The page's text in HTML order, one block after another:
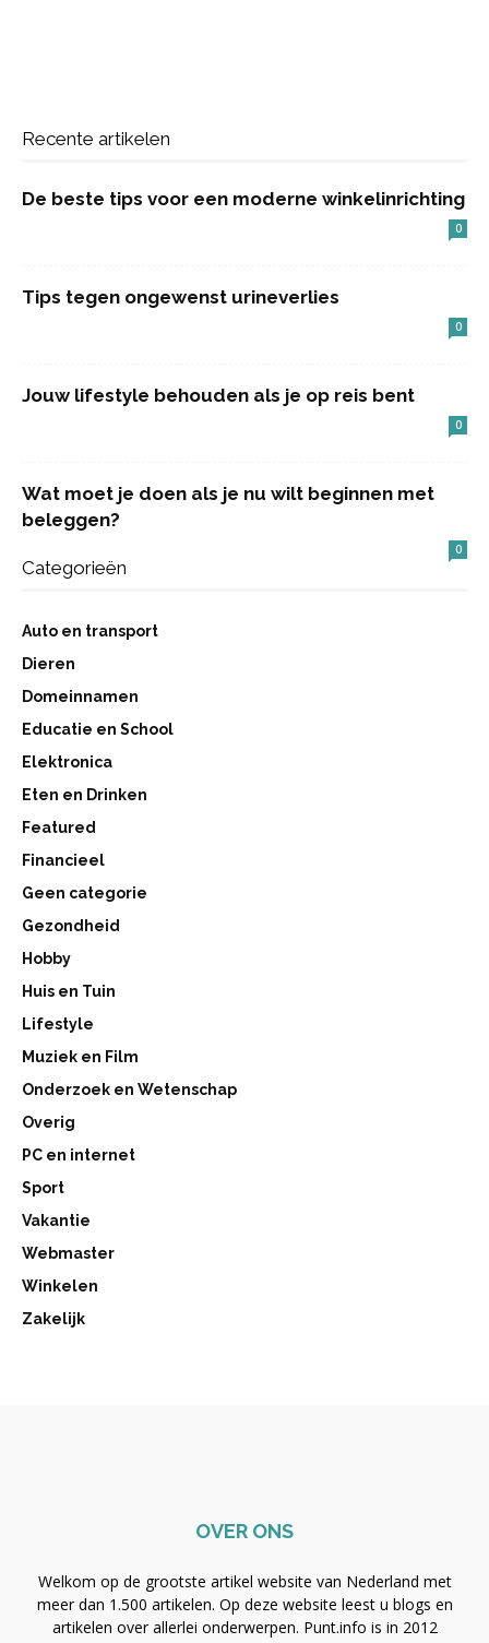
Recente artikelen
De beste tips voor een moderne winkelinrichting
0
Tips tegen ongewenst urineverlies
0
Jouw lifestyle behouden als je op reis bent
0
Wat moet je doen als je nu wilt beginnen met
beleggen?
0
Categorieën
Auto en transport
Dieren
Domeinnamen
Educatie en School
Elektronica
Eten en Drinken
Featured
Financieel
Geen categorie
Gezondheid
Hobby
Huis en Tuin
Lifestyle
Muziek en Film
Onderzoek en Wetenschap
Overig
PC en internet
Sport
Vakantie
Webmaster
Winkelen
Zakelijk
OVER ONS
Welkom op de grootste artikel website van Nederland met
meer dan 1.500 artikelen. Op deze website leest u blogs en
artikelen over allerlei onderwerpen. Punt.info is in 2012